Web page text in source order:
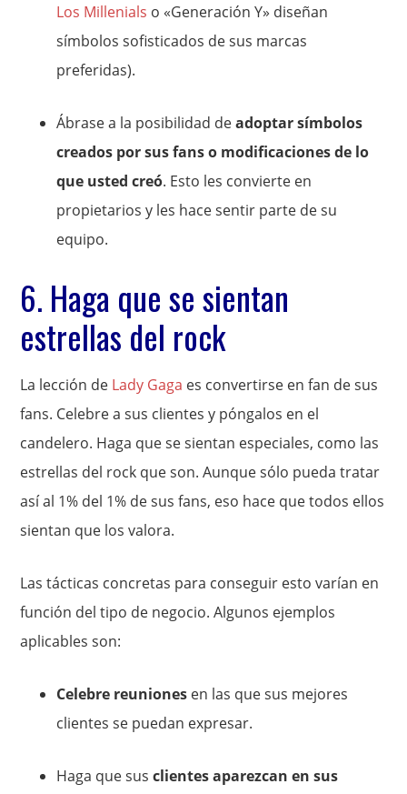
Los Millenials o «Generación Y» diseñan
símbolos sofisticados de sus marcas
preferidas).
Ábrase a la posibilidad deadoptar símbolos
creados por sus fans o modificaciones de lo
que usted creó. Esto les convierte en
propietarios y les hace sentir parte de su
equipo.
6. Haga que se sientan
estrellas del rock
La lección de Lady Gaga es convertirse en fan de sus
fans. Celebre a sus clientes y póngalos en el
candelero. Haga que se sientan especiales, como las
estrellas del rock que son. Aunque sólo pueda tratar
así al 1% del 1% de sus fans, eso hace que todos ellos
sientan que los valora.
Las tácticas concretas para conseguir esto varían en
función del tipo de negocio. Algunos ejemplos
aplicables son:
Celebre reuniones en las que sus mejores
clientes se puedan expresar.
Haga que sus clientes aparezcan en sus